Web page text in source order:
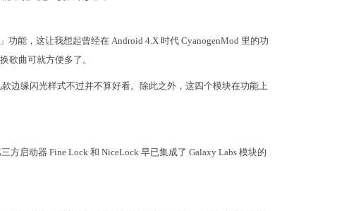
功能，这让我想起曾经在 Android 4.X 时代 CyanogenMod 里的功
歌曲可就方便多了。
边缘闪光样式不过并不算好看。除此之外，这四个模块在功能上
方启动器 Fine Lock 和 NiceLock 早已集成了 Galaxy Labs 模块的